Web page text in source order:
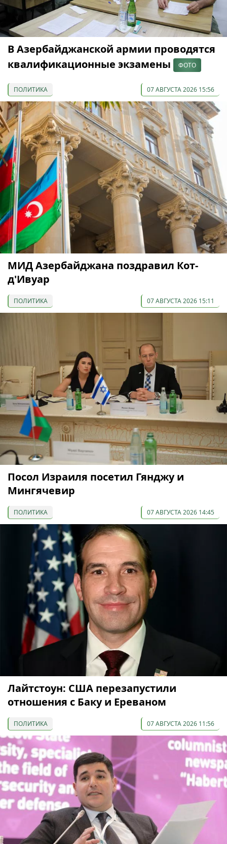
В Азербайджанской армии проводятся
квалификационные экзамены
ФОТО
ПОЛИТИКА 07 АВГУСТА 2026 15:56
МИД Азербайджана поздравил Кот-
д'Ивуар
ПОЛИТИКА 07 АВГУСТА 2026 15:11
Посол Израиля посетил Гянджу и
Мингячевир
ПОЛИТИКА 07 АВГУСТА 2026 14:45
Лайтстоун: США перезапустили
отношения с Баку и Ереваном
ПОЛИТИКА 07 АВГУСТА 2026 11:56